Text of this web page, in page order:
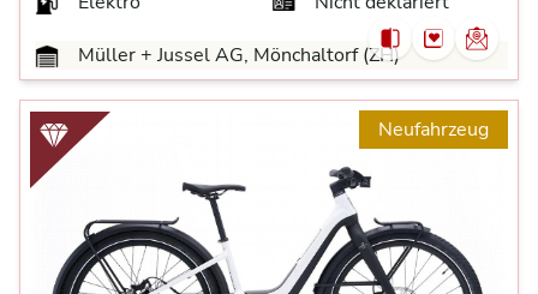
Müller + Jussel AG, Mönchaltorf (ZH)
Neufahrzeug